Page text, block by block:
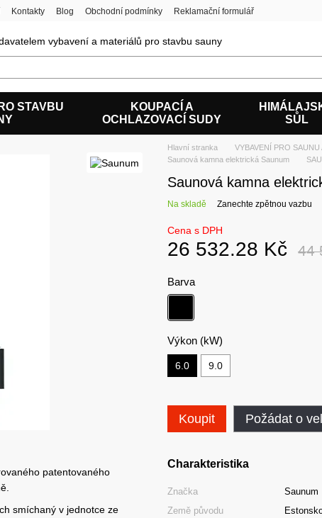
Kontakty Blog Obchodní podmínky
Reklamační formulář
vybavení a materiálů pro stavbu sauny
STAVBU
KOUPACÍ A
OCHLAZOVACÍ SUDY
SŮL
patentovaného
smíchaný v jednotce ze
Hlavní stranka VYBAVENÍ PRO SAUNU
Saunová kamna elektrická Saunum
Saunová kamna
Na skladě Zanechte zpětnou vazbu
Cena s DPH
26 532.28 Kč 44
Barva
Výkon (kW)
6.0 9.0
Koupit Požádat o
Charakteristika
Značka
Saunum
Země původu